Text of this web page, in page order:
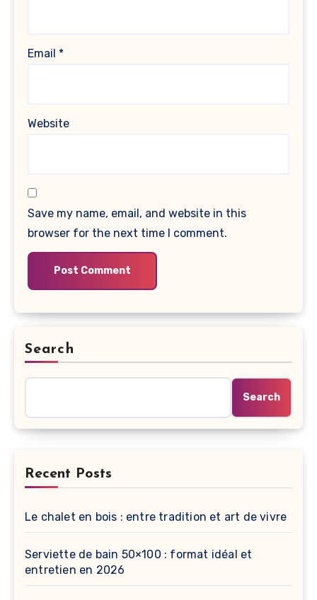
Email *
Website
Save my name, email, and website in this
browser for the next time I comment.
Search
Search
Recent Posts
Le chalet en bois : entre tradition et art de vivre
Serviette de bain 50×100 : format idéal et
entretien en 2026